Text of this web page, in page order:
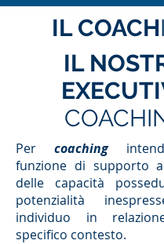
IL COACH
IL
Per coaching
funzione di supporto
delle capacità
potenzialità
individuo in
specifico contesto.